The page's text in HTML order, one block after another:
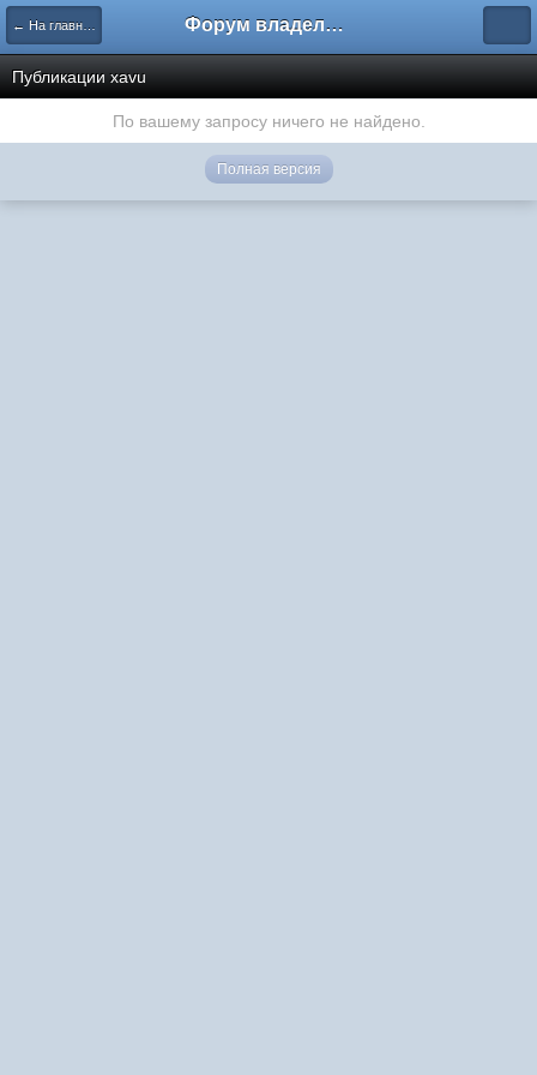
← На главную Форум владельцев интернет-магазинов
Публикации xavu
По вашему запросу ничего не найдено.
Полная версия